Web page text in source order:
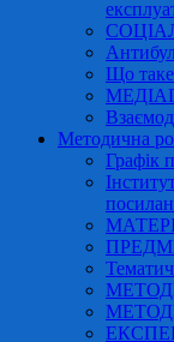
Що таке
Методична
Графік